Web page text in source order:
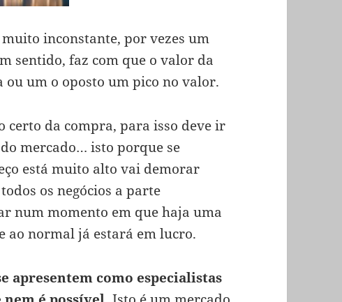
inconstante, por vezes um
sentido, faz com que o valor da
um o oposto um pico no valor.
certo da compra, para isso deve ir
mercado… isto porque se
está muito alto vai demorar
os negócios a parte
num momento em que haja uma
ao normal já estará em lucro.
apresentem como especialistas